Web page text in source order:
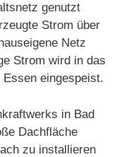
genutzt
Strom über
Netz
Strom wird in das
eingespeist.
in Bad
Dachfläche
zu installieren